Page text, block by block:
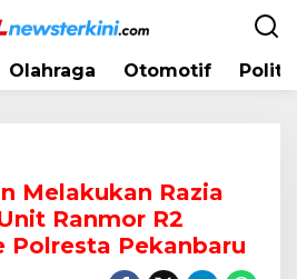
Olahraga Otomotif
Melakukan Razia
Ranmor R2
Polresta Pekanbaru